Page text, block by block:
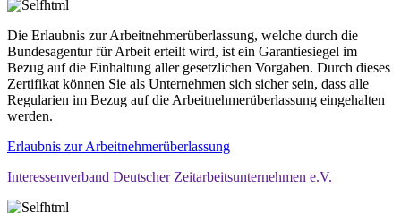
Die Erlaubnis zur Arbeitnehmerüberlassung, welche durch die
Bundesagentur für Arbeit erteilt wird, ist ein Garantiesiegel im
Bezug auf die Einhaltung aller gesetzlichen Vorgaben. Durch dieses
Zertifikat können Sie als Unternehmen sich sicher sein, dass alle
Regularien im Bezug auf die Arbeitnehmerüberlassung eingehalten
werden.
Erlaubnis zur Arbeitnehmerüberlassung
Interessenverband Deutscher Zeitarbeitsunternehmen e.V.